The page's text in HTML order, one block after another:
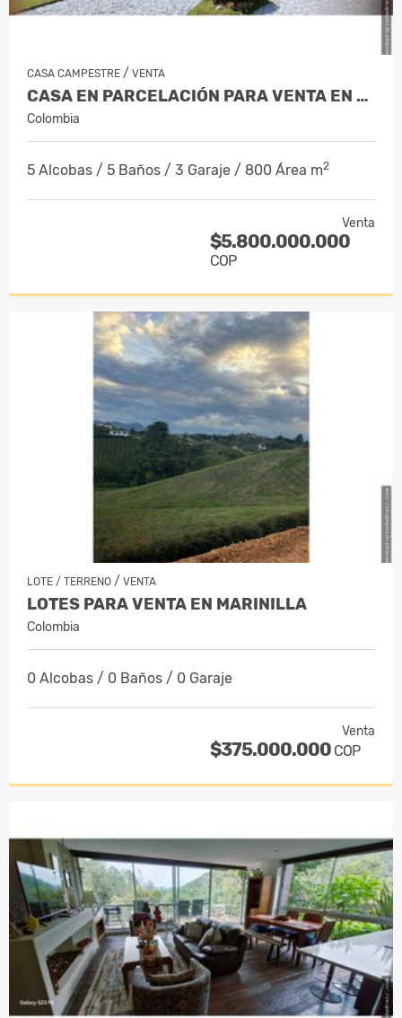
CASA CAMPESTRE / VENTA
CASA EN PARCELACIÓN PARA VENTA EN RION…
Colombia
5 Alcobas / 5 Baños / 3 Garaje / 800 Área m2
Venta
$5.800.000.000
COP
LOTE / TERRENO / VENTA
LOTES PARA VENTA EN MARINILLA
Colombia
0 Alcobas / 0 Baños / 0 Garaje
Venta
$375.000.000 COP